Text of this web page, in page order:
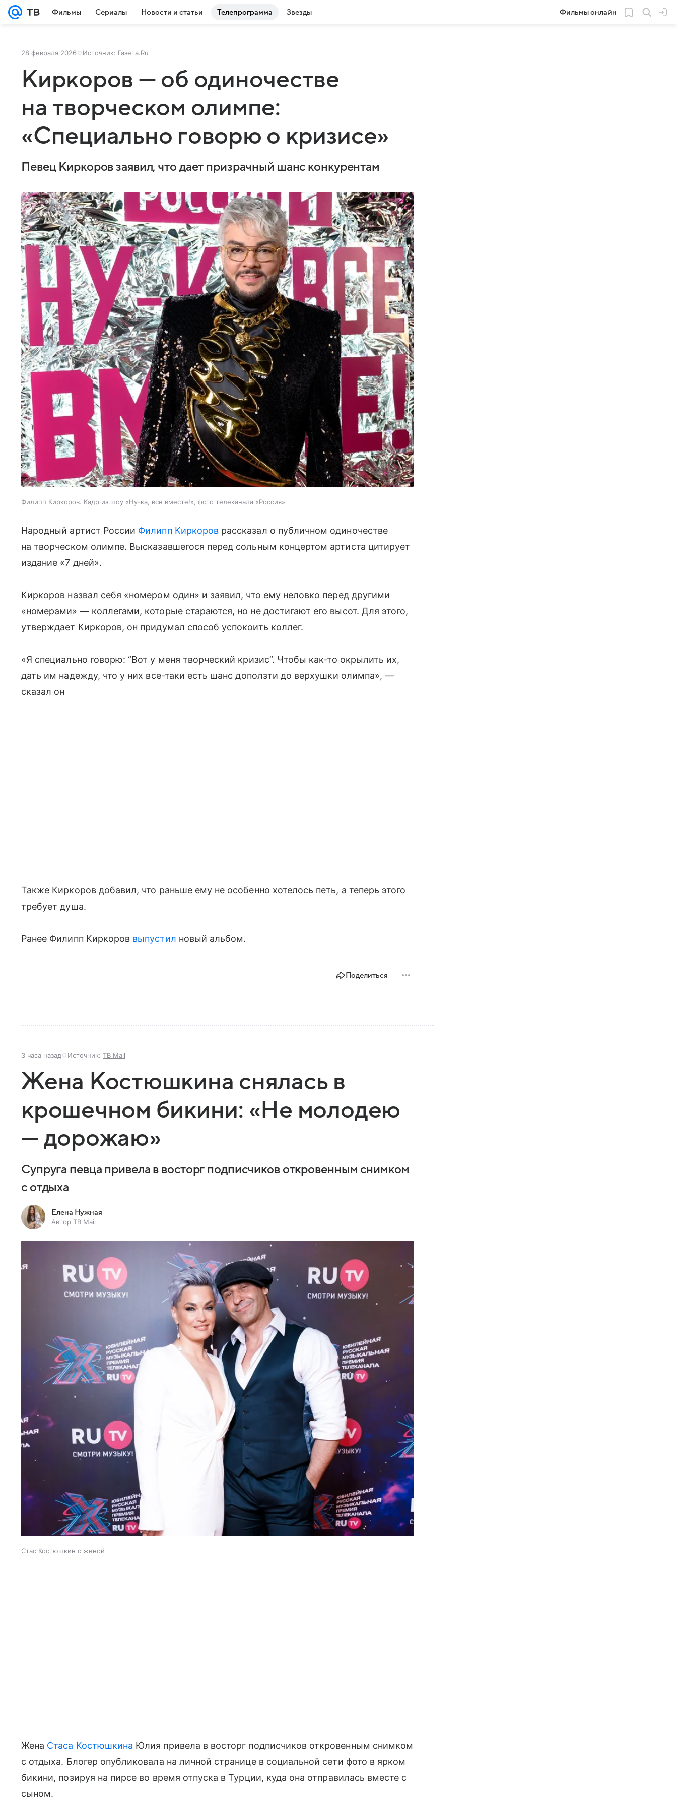
Фильмы Сериалы Новости и статьи Телепрограмма Звезды Фильмы онлайн
28 февраля 2026 Источник: Газета.Ru
Киркоров — об одиночестве
на творческом олимпе:
«Специально говорю о кризисе»
Певец Киркоров заявил, что дает призрачный шанс конкурентам
Филипп Киркоров. Кадр из шоу «Ну-ка, все вместе!», фото телеканала «Россия»
Народный артист России Филипп Киркоров рассказал о публичном одиночестве
на творческом олимпе. Высказавшегося перед сольным концертом артиста цитирует
издание «7 дней».
Киркоров назвал себя «номером один» и заявил, что ему неловко перед другими
«номерами» — коллегами, которые стараются, но не достигают его высот. Для этого,
утверждает Киркоров, он придумал способ успокоить коллег.
«Я специально говорю: “Вот у меня творческий кризис”. Чтобы как-то окрылить их,
дать им надежду, что у них все-таки есть шанс доползти до верхушки олимпа», —
сказал он
Также Киркоров добавил, что раньше ему не особенно хотелось петь, а теперь этого
требует душа.
Ранее Филипп Киркоров выпустил новый альбом.
Поделиться
3 часа назад Источник: ТВ Mail
Жена Костюшкина снялась в
крошечном бикини: «Не молодею
— дорожаю»
Супруга певца привела в восторг подписчиков откровенным снимком
с отдыха
Елена Нужная
Автор ТВ Mail
Стас Костюшкин с женой
Жена Стаса Костюшкина Юлия привела в восторг подписчиков откровенным снимком
с отдыха. Блогер опубликовала на личной странице в социальной сети фото в ярком
бикини, позируя на пирсе во время отпуска в Турции, куда она отправилась вместе с
сыном.